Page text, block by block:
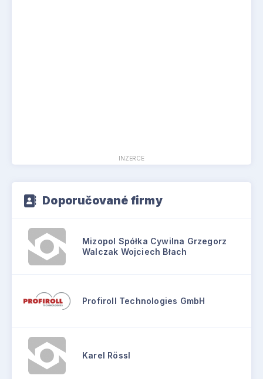
INZERCE
Doporučované firmy
Mizopol Spółka Cywilna Grzegorz
Walczak Wojciech Błach
Profiroll Technologies GmbH
Karel Rössl